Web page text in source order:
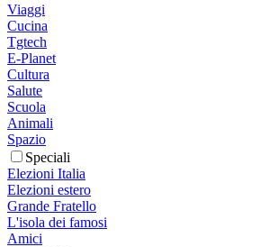
Viaggi
Cucina
Tgtech
E-Planet
Cultura
Salute
Scuola
Animali
Spazio
Speciali
Elezioni Italia
Elezioni estero
Grande Fratello
L'isola dei famosi
Amici